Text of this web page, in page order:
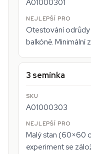
A01000301
Otestování odrůdy
balkóně. Minimální
3 semínka
A01000303
Malý stan (60×60
experiment se